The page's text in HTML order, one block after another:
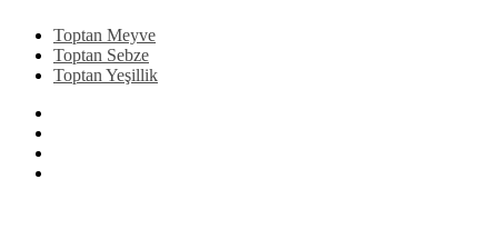
Toptan Meyve
Toptan Sebze
Toptan Yeşillik